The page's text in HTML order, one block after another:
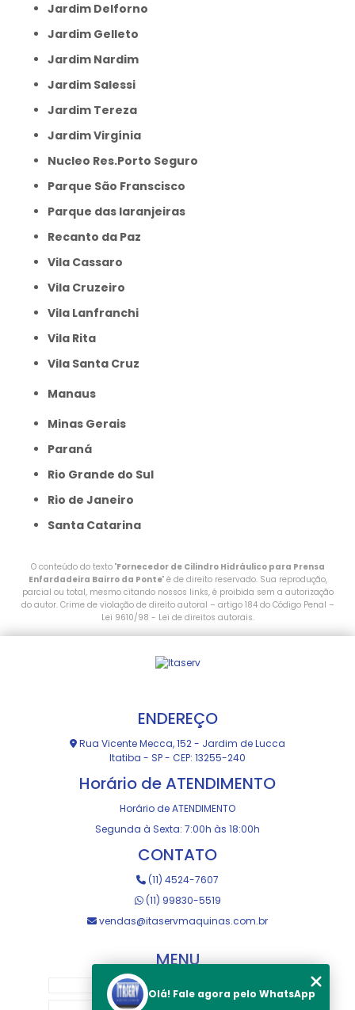
Jardim Delforno
Jardim Gelleto
Jardim Nardim
Jardim Salessi
Jardim Tereza
Jardim Virgínia
Nucleo Res.Porto Seguro
Parque São Franscisco
Parque das laranjeiras
Recanto da Paz
Vila Cassaro
Vila Cruzeiro
Vila Lanfranchi
Vila Rita
Vila Santa Cruz
Manaus
Minas Gerais
Paraná
Rio Grande do Sul
Rio de Janeiro
Santa Catarina
O conteúdo do texto "Fornecedor de Cilindro Hidráulico para Prensa
Enfardadeira Bairro da Ponte" é de direito reservado. Sua reprodução,
parcial ou total, mesmo citando nossos links, é proibida sem a autorização
do autor. Crime de violação de direito autoral – artigo 184 do Código Penal –
Lei 9610/98 - Lei de direitos autorais.
ENDEREÇO
Rua Vicente Mecca, 152 - Jardim de Lucca
Itatiba - SP - CEP: 13255-240
Horário de ATENDIMENTO
Horário de ATENDIMENTO
Segunda à Sexta: 7:00h às 18:00h
CONTATO
(11) 4524-7607
(11) 99830-5519
vendas@itaservmaquinas.com.br
MENU
Olá! Fale agora pelo WhatsApp